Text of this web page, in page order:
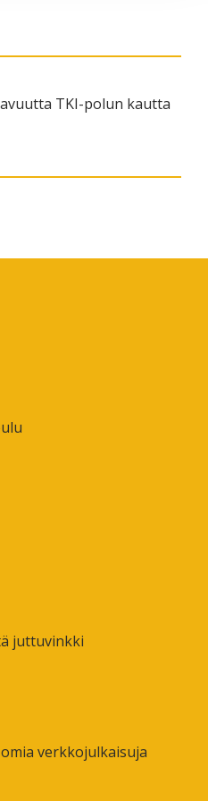
TKI-polun kautta
juttuvinkki
verkkojulkaisuja